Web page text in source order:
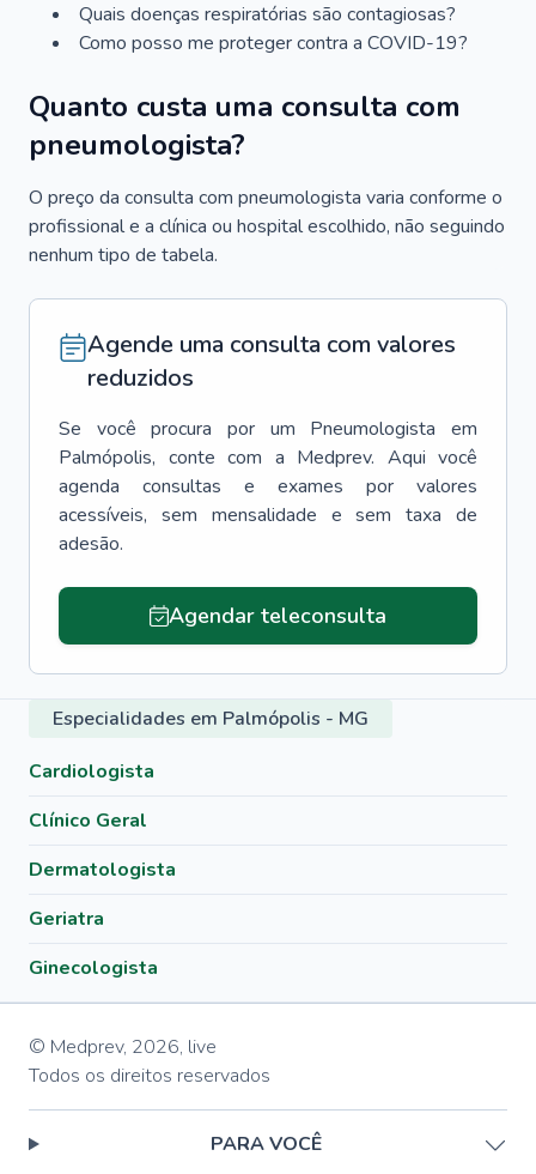
Quais doenças respiratórias são contagiosas?
Como posso me proteger contra a COVID-19?
Quanto custa uma consulta com
pneumologista?
O preço da consulta com pneumologista varia conforme o
profissional e a clínica ou hospital escolhido, não seguindo
nenhum tipo de tabela.
Agende uma consulta com valores
reduzidos
Se você procura por um Pneumologista
em
Palmópolis, conte com a Medprev. Aqui você
agenda consultas e exames por valores
acessíveis, sem mensalidade e sem taxa de
adesão.
Agendar teleconsulta
Especialidades em Palmópolis - MG
Cardiologista
Clínico Geral
Dermatologista
Geriatra
Ginecologista
© Medprev, 2026, live
Todos os direitos reservados
PARA VOCÊ